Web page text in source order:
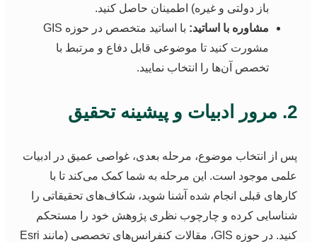
باز دولتی و غیره) اطمینان حاصل کنید.
مشاوره با اساتید:
با اساتید متخصص در حوزه GIS
مشورت کنید تا موضوعی قابل دفاع و مرتبط با
تخصص آن‌ها را انتخاب نمایید.
از انتخاب موضوع، مرحله بعدی، غواصی عمیق در ادبیات
موجود است. این مرحله به شما کمک می‌کند تا با
قبلی انجام شده آشنا شوید، شکاف‌های تحقیقاتی را
کرده و چارچوب نظری پژوهش خود را مستحکم
کنید. در حوزه GIS، مقالات کنفرانس‌های تخصصی (مانند Esri